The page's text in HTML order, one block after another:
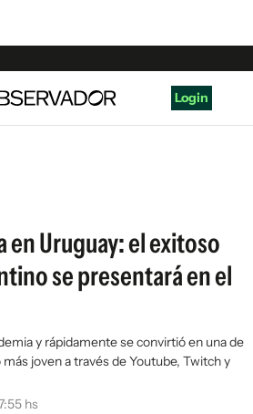
Login
en Uruguay: el exitoso
se presentará en el
y rápidamente se convirtió en una de
joven a través de Youtube, Twitch y
hs